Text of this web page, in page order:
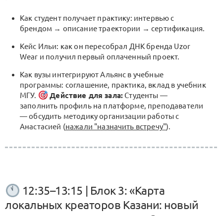
Как студент получает практику: интервью с
брендом → описание траектории → сертификация.
Кейс Ильи: как он пересобрал ДНК бренда Uzor
Wear и получил первый оплаченный проект.
Как вузы интегрируют Альянс в учебные
программы: соглашение, практика, вклад в учебник
МГУ.
Действие для зала: Студенты —
заполнить профиль на платформе, преподаватели
— обсудить методику организации работы с
Анастасией (нажали "назначить встречу").
12:35–13:15 | Блок 3: «Карта
локальных креаторов Казани: новый